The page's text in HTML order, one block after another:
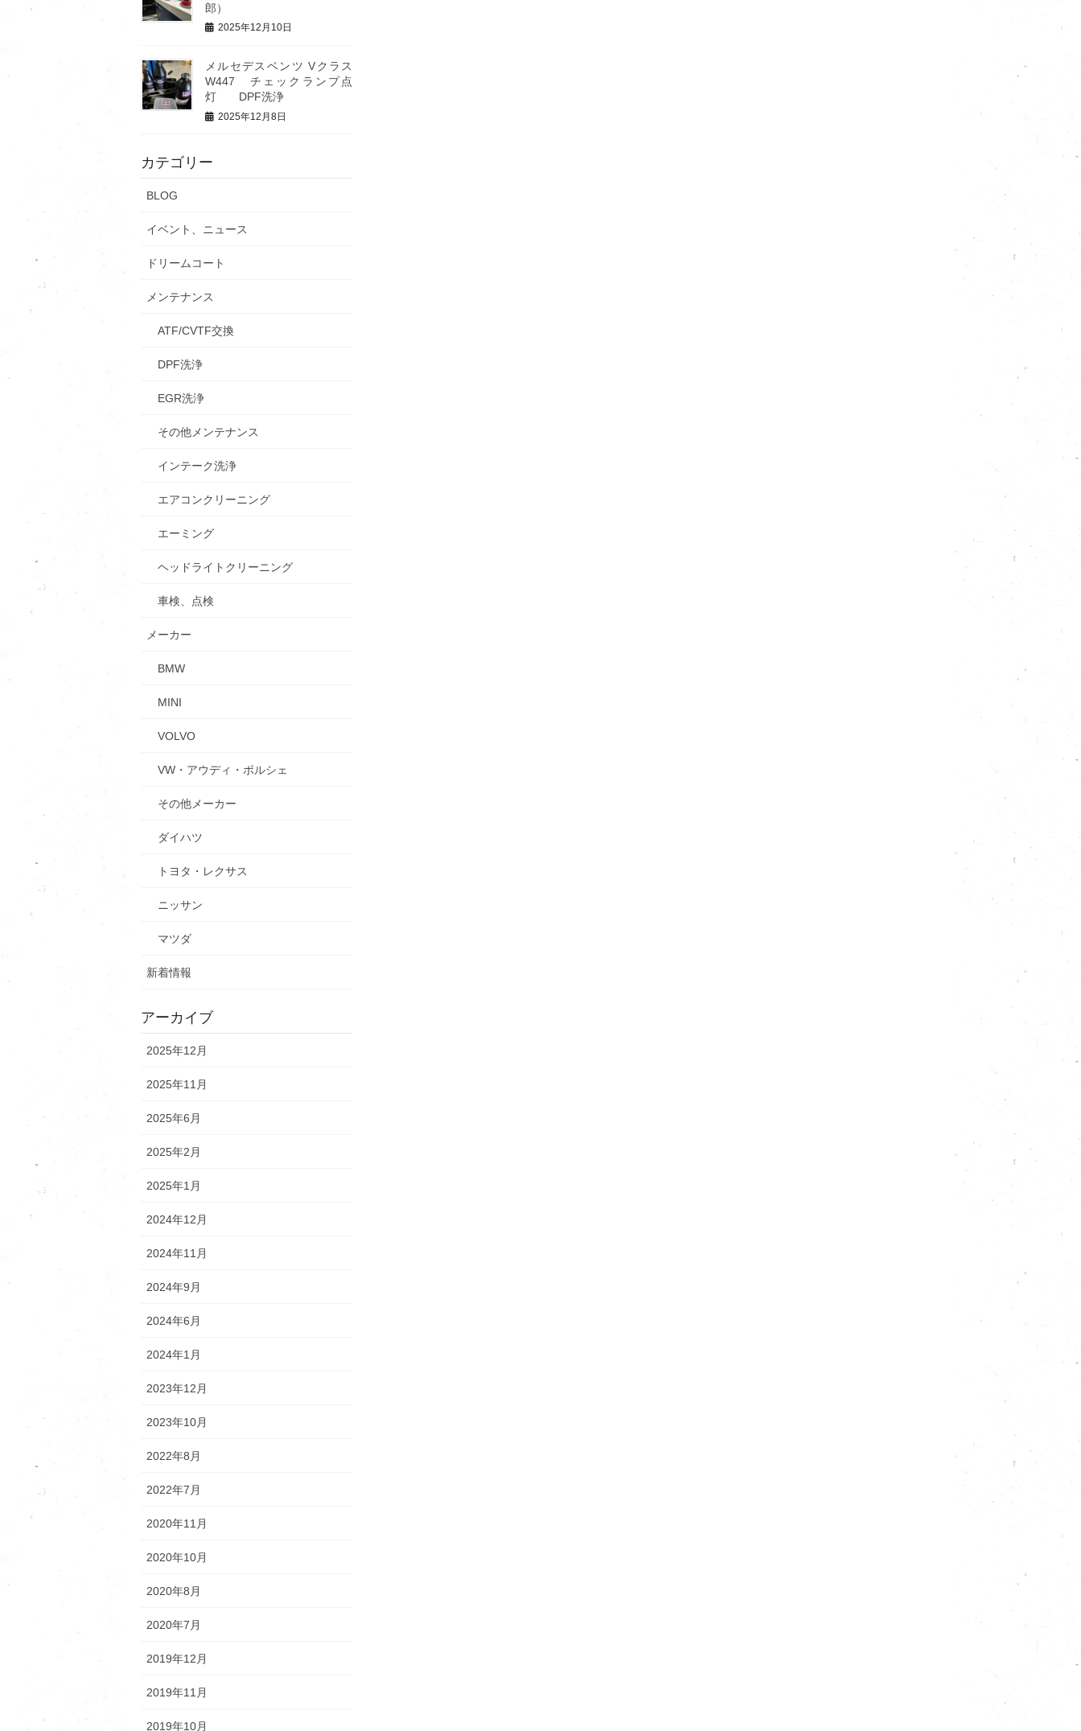
郎）
2025年12月10日
メルセデスベンツ Vクラス
W447 チェックランプ点
灯 DPF洗浄
2025年12月8日
カテゴリー
BLOG
イベント、ニュース
ドリームコート
メンテナンス
ATF/CVTF交換
DPF洗浄
EGR洗浄
その他メンテナンス
インテーク洗浄
エアコンクリーニング
エーミング
ヘッドライトクリーニング
車検、点検
メーカー
BMW
MINI
VOLVO
VW・アウディ・ポルシェ
その他メーカー
ダイハツ
トヨタ・レクサス
ニッサン
マツダ
新着情報
アーカイブ
2025年12月
2025年11月
2025年6月
2025年2月
2025年1月
2024年12月
2024年11月
2024年9月
2024年6月
2024年1月
2023年12月
2023年10月
2022年8月
2022年7月
2020年11月
2020年10月
2020年8月
2020年7月
2019年12月
2019年11月
2019年10月